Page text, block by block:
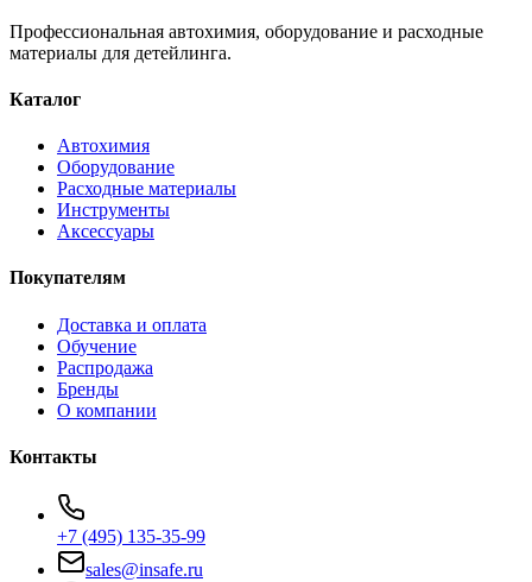
Профессиональная автохимия, оборудование и расходные
материалы для детейлинга.
Каталог
Автохимия
Оборудование
Расходные материалы
Инструменты
Аксессуары
Покупателям
Доставка и оплата
Обучение
Распродажа
Бренды
О компании
Контакты
+7 (495) 135-35-99
sales@insafe.ru